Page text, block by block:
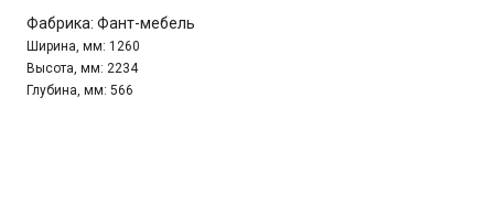
Фабрика: Фант-мебель
Ширина, мм: 1260
Высота, мм: 2234
Глубина, мм: 566